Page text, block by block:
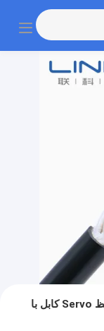
4p*22AWG PVC پوشش دوقلو دوقلو محافظ Servo کابل با